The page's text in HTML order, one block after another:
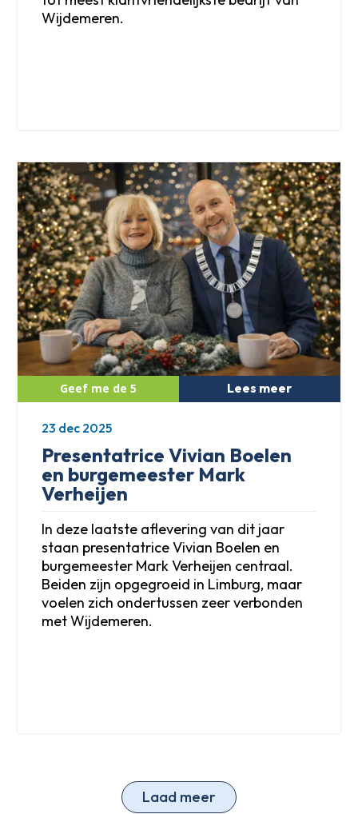
Wijdemeren.
Presentatrice Vivian Boelen
en burgemeester Mark
Verheijen
In deze laatste aflevering van dit jaar
staan presentatrice Vivian Boelen en
burgemeester Mark Verheijen centraal.
Beiden zijn opgegroeid in Limburg, maar
voelen zich ondertussen zeer verbonden
met Wijdemeren.
Lees meer
23 dec 2025
Laad meer